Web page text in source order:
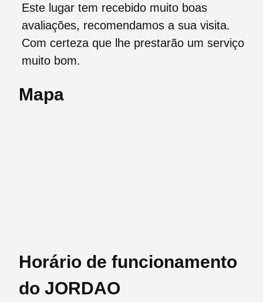
Este lugar tem recebido muito boas
avaliações, recomendamos a sua visita.
Com certeza que lhe prestarão um serviço
muito bom.
Mapa
Horário de funcionamento
do JORDAO